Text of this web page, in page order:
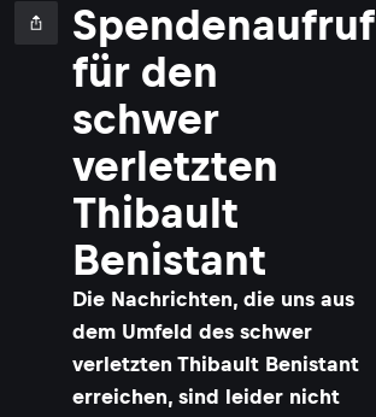
Spendenaufruf
für den
schwer
verletzten
Thibault
Benistant
Die Nachrichten, die uns aus
dem Umfeld des schwer
verletzten Thibault Benistant
erreichen, sind leider nicht